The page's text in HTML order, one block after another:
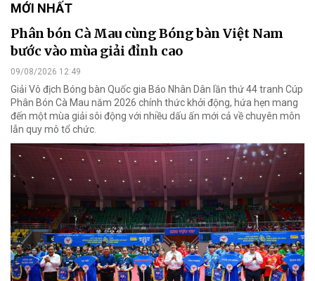
MỚI NHẤT
Phân bón Cà Mau cùng Bóng bàn Việt Nam
bước vào mùa giải đỉnh cao
09/08/2026 12:49
Giải Vô địch Bóng bàn Quốc gia Báo Nhân Dân lần thứ 44 tranh Cúp
Phân Bón Cà Mau năm 2026 chính thức khởi động, hứa hẹn mang
đến một mùa giải sôi động với nhiều dấu ấn mới cả về chuyên môn
lẫn quy mô tổ chức.